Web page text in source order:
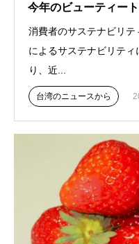
今年のビューティー
消費者のサステナビリ
によるサステナビリテ
り、近...
台湾のニュースから